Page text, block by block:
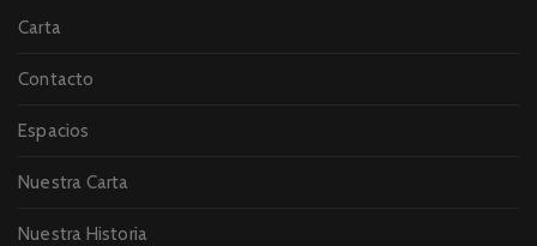
Carta
Contacto
Espacios
Nuestra Carta
Nuestra Historia